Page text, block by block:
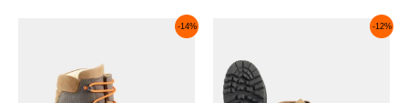
-14%
299,00 €.
più
varianti.
-12%